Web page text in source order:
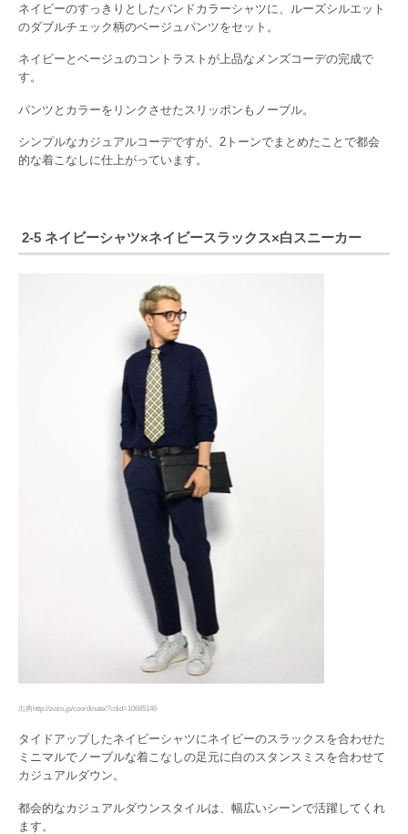
ネイビーのすっきりとしたバンドカラーシャツに、ルーズシルエット
のダブルチェック柄のベージュパンツをセット。
ネイビーとベージュのコントラストが上品なメンズコーデの完成で
す。
パンツとカラーをリンクさせたスリッポンもノーブル。
シンプルなカジュアルコーデですが、2トーンでまとめたことで都会
的な着こなしに仕上がっています。
2-5 ネイビーシャツ×ネイビースラックス×白スニーカー
出典http://zozo.jp/coordinate/?cdid=10685146
タイドアップしたネイビーシャツにネイビーのスラックスを合わせた
ミニマルでノーブルな着こなしの足元に白のスタンスミスを合わせて
カジュアルダウン。
都会的なカジュアルダウンスタイルは、幅広いシーンで活躍してくれ
ます。